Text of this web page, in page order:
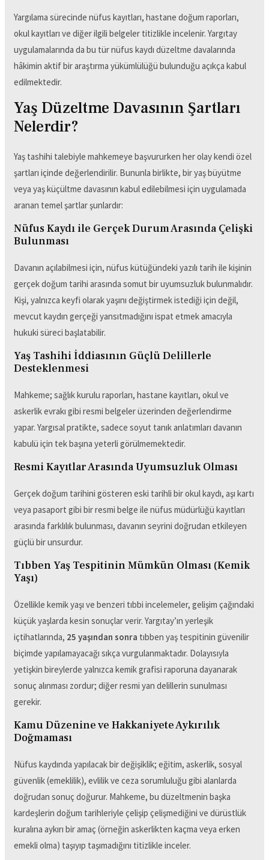
Yargılama sürecinde nüfus kayıtları, hastane doğum raporları,
okul kayıtları ve diğer ilgili belgeler titizlikle incelenir. Yargıtay
uygulamalarında da bu tür nüfus kaydı düzeltme davalarında
hâkimin aktif bir araştırma yükümlülüğü bulunduğu açıkça kabul
edilmektedir.
Yaş Düzeltme Davasının Şartları
Nelerdir?
Yaş tashihi talebiyle mahkemeye başvururken her olay kendi özel
şartları içinde değerlendirilir. Bununla birlikte, bir yaş büyütme
veya yaş küçültme davasının kabul edilebilmesi için uygulamada
aranan temel şartlar şunlardır:
Nüfus Kaydı ile Gerçek Durum Arasında Çelişki
Bulunması
Davanın açılabilmesi için, nüfus kütüğündeki yazılı tarih ile kişinin
gerçek doğum tarihi arasında somut bir uyumsuzluk bulunmalıdır.
Kişi, yalnızca keyfi olarak yaşını değiştirmek istediği için değil,
mevcut kaydın gerçeği yansıtmadığını ispat etmek amacıyla
hukuki süreci başlatabilir.
Yaş Tashihi İddiasının Güçlü Delillerle
Desteklenmesi
Mahkeme; sağlık kurulu raporları, hastane kayıtları, okul ve
askerlik evrakı gibi resmi belgeler üzerinden değerlendirme
yapar. Yargısal pratikte, sadece soyut tanık anlatımları davanın
kabulü için tek başına yeterli görülmemektedir.
Resmi Kayıtlar Arasında Uyumsuzluk Olması
Gerçek doğum tarihini gösteren eski tarihli bir okul kaydı, aşı kartı
veya pasaport gibi bir resmi belge ile nüfus müdürlüğü kayıtları
arasında farklılık bulunması, davanın seyrini doğrudan etkileyen
güçlü bir unsurdur.
Tıbben Yaş Tespitinin Mümkün Olması (Kemik
Yaşı)
Özellikle kemik yaşı ve benzeri tıbbi incelemeler, gelişim çağındaki
küçük yaşlarda kesin sonuçlar verir. Yargıtay’ın yerleşik
içtihatlarında, 25 yaşından sonra tıbben yaş tespitinin güvenilir
biçimde yapılamayacağı sıkça vurgulanmaktadır. Dolayısıyla
yetişkin bireylerde yalnızca kemik grafisi raporuna dayanarak
sonuç alınması zordur; diğer resmi yan delillerin sunulması
gerekir.
Kamu Düzenine ve Hakkaniyete Aykırılık
Doğmaması
Nüfus kaydında yapılacak bir değişiklik; eğitim, askerlik, sosyal
güvenlik (emeklilik), evlilik ve ceza sorumluluğu gibi alanlarda
doğrudan sonuç doğurur. Mahkeme, bu düzeltmenin başka
kardeşlerin doğum tarihleriyle çelişip çelişmediğini ve dürüstlük
kuralına aykırı bir amaç (örneğin askerlikten kaçma veya erken
emekli olma) taşıyıp taşımadığını titizlikle inceler.